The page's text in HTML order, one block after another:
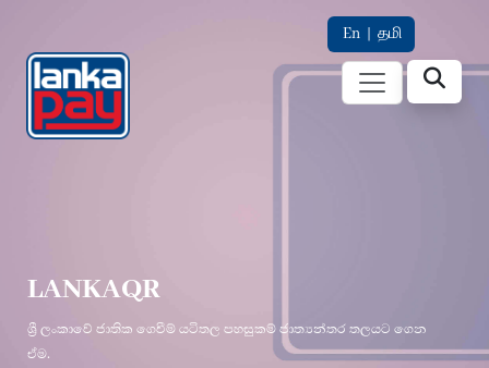
En | தமி
LANKAQR
ශ්‍රී ලංකාවේ ජාතික ගෙවීම් යටිතල පහසුකම් ජාත්‍යන්තර තලයට ගෙන
ඒම.